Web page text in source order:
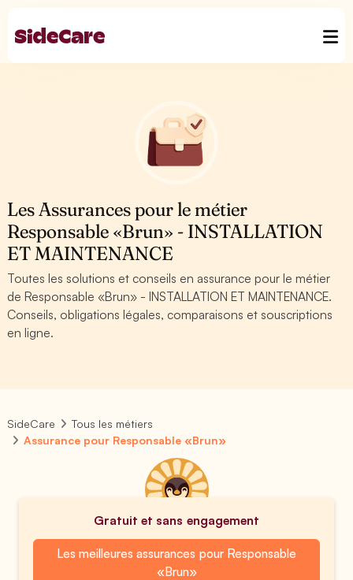
Les Assurances pour le métier
Responsable «Brun» - INSTALLATION
ET MAINTENANCE
Toutes les solutions et conseils en assurance pour le métier
de Responsable «Brun» - INSTALLATION ET MAINTENANCE.
Conseils, obligations légales, comparaisons et souscriptions
en ligne.
SideCare
Tous les métiers
Assurance pour Responsable «Brun»
Gratuit et sans engagement
Les meilleures assurances pour Responsable
«Brun»